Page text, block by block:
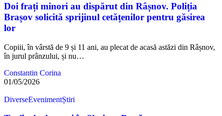
Doi frați minori au dispărut din Râșnov. Poliția
Brașov solicită sprijinul cetățenilor pentru găsirea
lor
Copiii, în vârstă de 9 și 11 ani, au plecat de acasă astăzi din Râșnov,
în jurul prânzului, și nu…
Constantin Corina
01/05/2026
DiverseEvenimentȘtiri